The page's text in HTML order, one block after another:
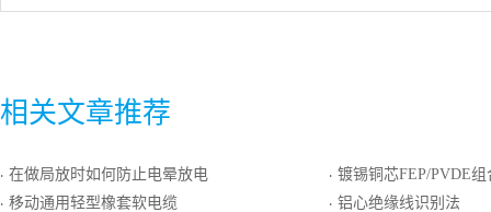
相关文章推荐
· 在做局放时如何防止电晕放电
· 移动通用轻型橡套软电缆
· 镀锡铜芯FEP/PVDE组合绝缘镀锡圆铜线编
· 铝心绝缘线识别法